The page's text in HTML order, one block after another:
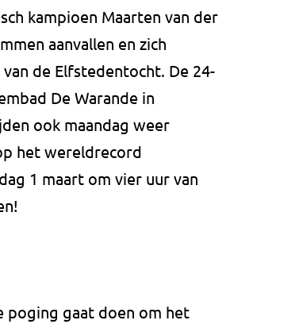
kampioen Maarten van der
aanvallen en zich
de Elfstedentocht. De 24-
De Warande in
ook maandag weer
het wereldrecord
1 maart om vier uur van
poging gaat doen om het